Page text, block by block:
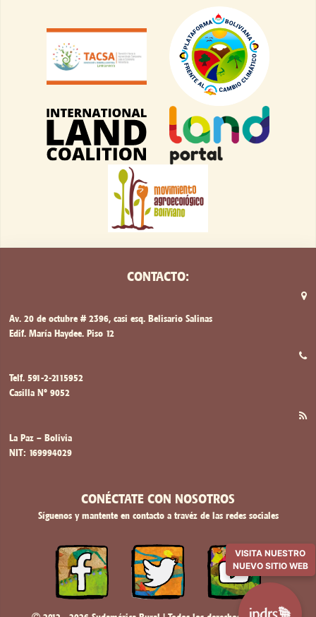
VISITA NUESTRO
NUEVO SITIO WEB
CONTACTO:
Av. 20 de octubre # 2396, casi esq. Belisario Salinas
Edif. María Haydee. Piso 12
Telf. 591-2-2115952
Casilla Nº 9052
La Paz – Bolivia
NIT: 169994029
CONÉCTATE CON NOSOTROS
Síguenos y mantente en contacto a travéz de las redes sociales